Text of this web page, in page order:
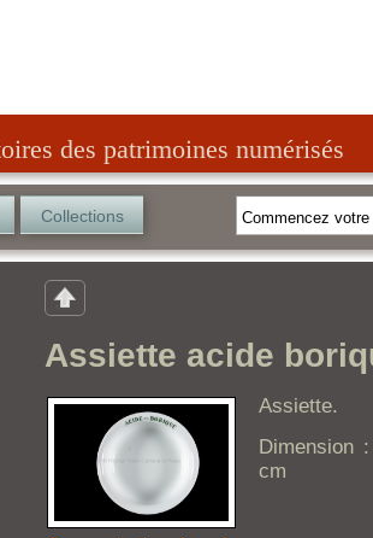
des patrimoines numérisés
Collections
Assiette acide
Assiette.
Dimension
cm